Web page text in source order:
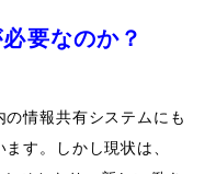
要なのか？
情報共有システムにも
す。しかし現状は、